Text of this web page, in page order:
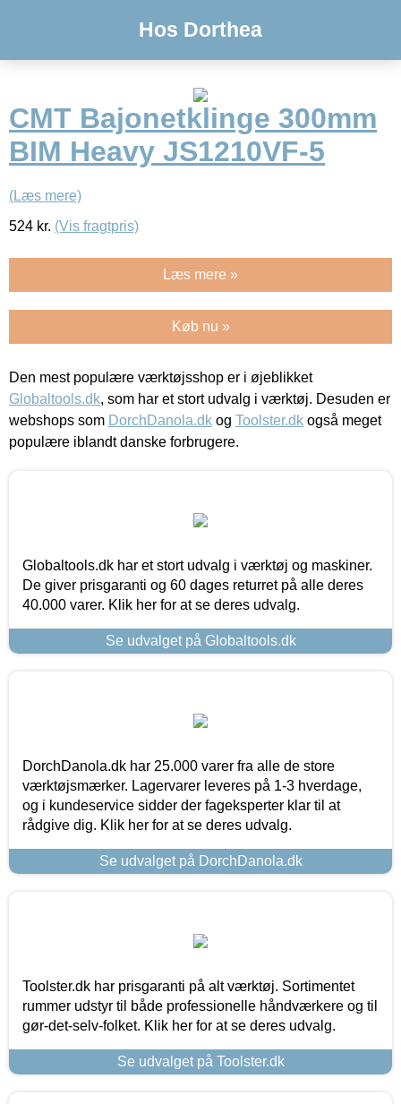
Hos Dorthea
CMT Bajonetklinge 300mm
BIM Heavy JS1210VF-5
(Læs mere)
524 kr. (Vis fragtpris)
Læs mere »
Køb nu »
Den mest populære værktøjsshop er i øjeblikket
Globaltools.dk, som har et stort udvalg i værktøj. Desuden er
webshops som DorchDanola.dk og Toolster.dk også meget
populære iblandt danske forbrugere.
Globaltools.dk har et stort udvalg i værktøj og maskiner.
De giver prisgaranti og 60 dages returret på alle deres
40.000 varer. Klik her for at se deres udvalg.
Se udvalget på Globaltools.dk
DorchDanola.dk har 25.000 varer fra alle de store
værktøjsmærker. Lagervarer leveres på 1-3 hverdage,
og i kundeservice sidder der fageksperter klar til at
rådgive dig. Klik her for at se deres udvalg.
Se udvalget på DorchDanola.dk
Toolster.dk har prisgaranti på alt værktøj. Sortimentet
rummer udstyr til både professionelle håndværkere og til
gør-det-selv-folket. Klik her for at se deres udvalg.
Se udvalget på Toolster.dk